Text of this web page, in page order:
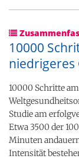
10000
niedrigeres
10000 Schritte
Studie am
Etwa 3500 der
Minuten
Intensität